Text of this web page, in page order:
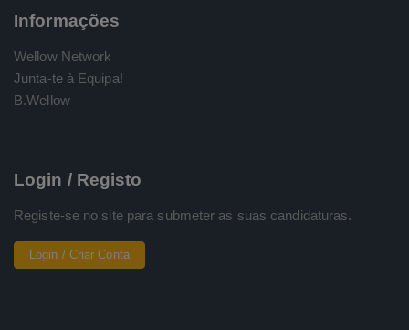
Informações
Wellow Network
Junta-te à Equipa!
B.Wellow
Login / Registo
Registe-se no site para submeter as suas candidaturas.
Login / Criar Conta